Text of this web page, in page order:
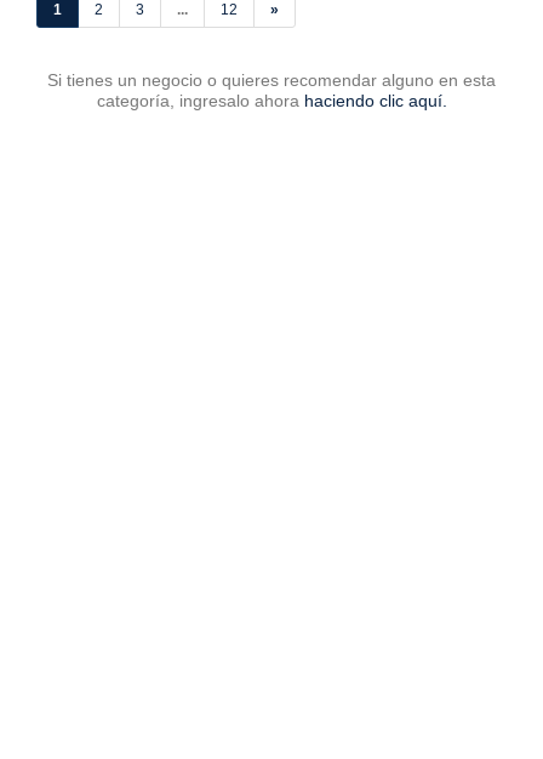
1 2 3 ... 12 »
Si tienes un negocio o quieres recomendar alguno en esta
categoría, ingresalo ahora haciendo clic aquí.